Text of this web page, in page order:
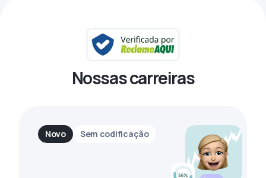
Nossas carreiras
Novo Sem codificação